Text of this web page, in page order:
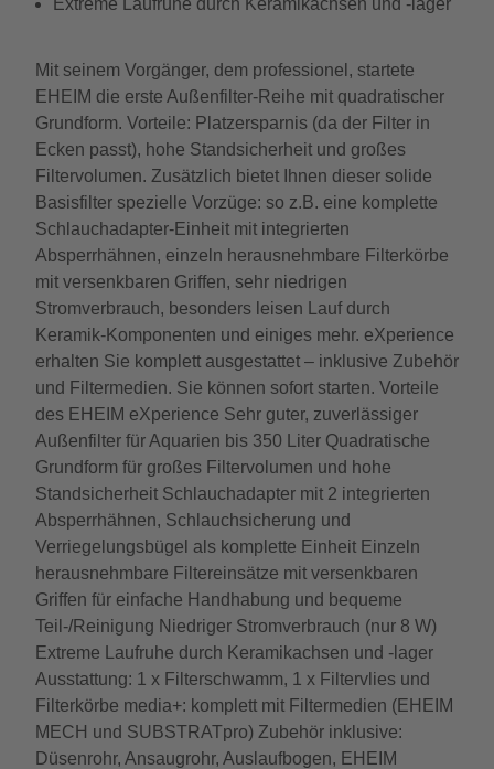
Extreme Laufruhe durch Keramikachsen und -lager
Mit seinem Vorgänger, dem professionel, startete
EHEIM die erste Außenfilter-Reihe mit quadratischer
Grundform. Vorteile: Platzersparnis (da der Filter in
Ecken passt), hohe Standsicherheit und großes
Filtervolumen. Zusätzlich bietet Ihnen dieser solide
Basisfilter spezielle Vorzüge: so z.B. eine komplette
Schlauchadapter-Einheit mit integrierten
Absperrhähnen, einzeln herausnehmbare Filterkörbe
mit versenkbaren Griffen, sehr niedrigen
Stromverbrauch, besonders leisen Lauf durch
Keramik-Komponenten und einiges mehr. eXperience
erhalten Sie komplett ausgestattet – inklusive Zubehör
und Filtermedien. Sie können sofort starten. Vorteile
des EHEIM eXperience Sehr guter, zuverlässiger
Außenfilter für Aquarien bis 350 Liter Quadratische
Grundform für großes Filtervolumen und hohe
Standsicherheit Schlauchadapter mit 2 integrierten
Absperrhähnen, Schlauchsicherung und
Verriegelungsbügel als komplette Einheit Einzeln
herausnehmbare Filtereinsätze mit versenkbaren
Griffen für einfache Handhabung und bequeme
Teil-/Reinigung Niedriger Stromverbrauch (nur 8 W)
Extreme Laufruhe durch Keramikachsen und -lager
Ausstattung: 1 x Filterschwamm, 1 x Filtervlies und
Filterkörbe media+: komplett mit Filtermedien (EHEIM
MECH und SUBSTRATpro) Zubehör inklusive:
Düsenrohr, Ansaugrohr, Auslaufbogen, EHEIM